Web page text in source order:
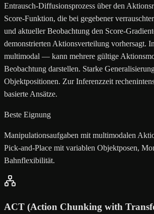
Entrausch-Diffusionsprozess über den
Score-Funktion, die bei gegebener
und aktueller Beobachtung den Score-
demonstrierten Aktionsverteilung vorhersagt.
multimodal — kann mehrere gültige
Beobachtung darstellen. Starke
Objektpositionen. Zur Inferenzzeit
basierte Ansätze.
Beste Eignung
Manipulationsaufgaben mit multimodalen
Pick-and-Place mit variablen Objektposen,
Bahnflexibilität.
ACT (Action Chunking with